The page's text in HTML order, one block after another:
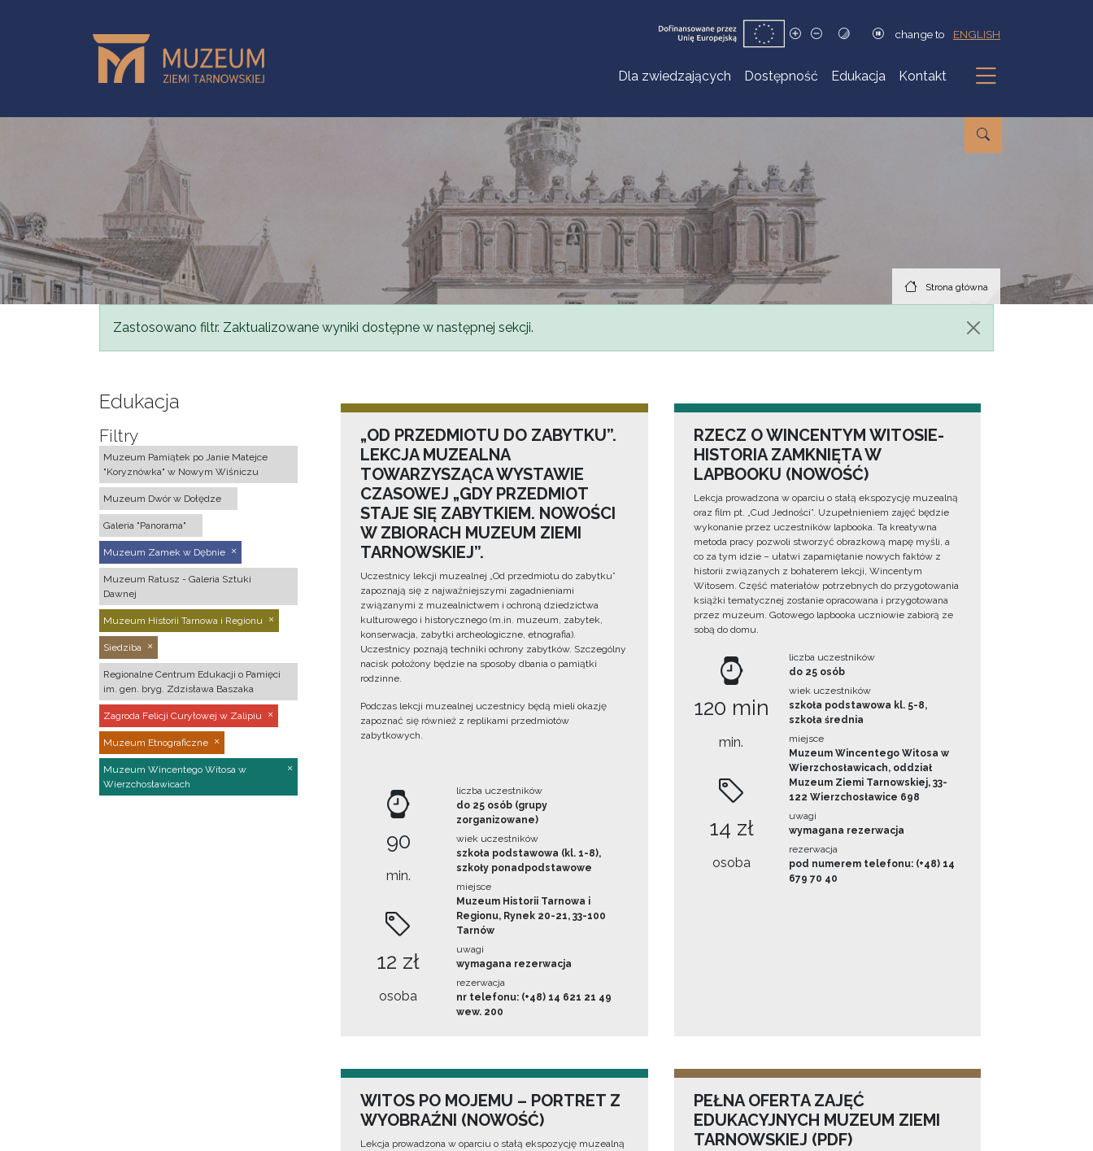
change to ENGLISH
Dla zwiedzających Dostępność Edukacja Kontakt
Podmenu
Strona główna
Komunikat
Zastosowano filtr. Zaktualizowane wyniki dostępne w następnej sekcji.
Edukacja
Filtry
Muzeum Pamiątek po Janie Matejce
"Koryznówka" w Nowym Wiśniczu
Muzeum Dwór w Dołędze
Galeria "Panorama"
Muzeum Zamek w Dębnie
Muzeum Ratusz - Galeria Sztuki
Dawnej
Muzeum Historii Tarnowa i Regionu
Siedziba
Regionalne Centrum Edukacji o Pamięci
im. gen. bryg. Zdzisława Baszaka
Zagroda Felicji Curyłowej w Zalipiu
Muzeum Etnograficzne
Muzeum Wincentego Witosa w
Wierzchosławicach
„OD PRZEDMIOTU DO ZABYTKU”.
LEKCJA MUZEALNA
TOWARZYSZĄCA WYSTAWIE
CZASOWEJ „GDY PRZEDMIOT
STAJE SIĘ ZABYTKIEM. NOWOŚCI
W ZBIORACH MUZEUM ZIEMI
TARNOWSKIEJ”.
Uczestnicy lekcji muzealnej „Od przedmiotu do zabytku”
zapoznają się z najważniejszymi zagadnieniami
związanymi z muzealnictwem i ochroną dziedzictwa
kulturowego i historycznego (m.in. muzeum, zabytek,
konserwacja, zabytki archeologiczne, etnografia).
Uczestnicy poznają techniki ochrony zabytków. Szczególny
nacisk położony będzie na sposoby dbania o pamiątki
rodzinne.
Podczas lekcji muzealnej uczestnicy będą mieli okazję
zapoznać się również z replikami przedmiotów
zabytkowych.
90
min.
12 zł
osoba
liczba uczestników
do 25 osób (grupy
zorganizowane)
wiek uczestników
szkoła podstawowa (kl. 1-8),
szkoły ponadpodstawowe
miejsce
Muzeum Historii Tarnowa i
Regionu, Rynek 20-21, 33-100
Tarnów
uwagi
wymagana rezerwacja
rezerwacja
nr telefonu: (+48) 14 621 21 49
wew. 200
RZECZ O WINCENTYM WITOSIE-
HISTORIA ZAMKNIĘTA W
LAPBOOKU (NOWOŚĆ)
Lekcja prowadzona w oparciu o stałą ekspozycję muzealną
oraz film pt. „Cud Jedności”. Uzupełnieniem zajęć będzie
wykonanie przez uczestników lapbooka. Ta kreatywna
metoda pracy pozwoli stworzyć obrazkową mapę myśli, a
co za tym idzie – ułatwi zapamiętanie nowych faktów z
historii związanych z bohaterem lekcji, Wincentym
Witosem. Część materiałów potrzebnych do przygotowania
książki tematycznej zostanie opracowana i przygotowana
przez muzeum. Gotowego lapbooka uczniowie zabiorą ze
sobą do domu.
120 min
min.
14 zł
osoba
liczba uczestników
do 25 osób
wiek uczestników
szkoła podstawowa kl. 5-8,
szkoła średnia
miejsce
Muzeum Wincentego Witosa w
Wierzchosławicach, oddział
Muzeum Ziemi Tarnowskiej, 33-
122 Wierzchosławice 698
uwagi
wymagana rezerwacja
rezerwacja
pod numerem telefonu: (+48) 14
679 70 40
WITOS PO MOJEMU – PORTRET Z
WYOBRAŹNI (NOWOŚĆ)
Lekcja prowadzona w oparciu o stałą ekspozycję muzealną
PEŁNA OFERTA ZAJĘĆ
EDUKACYJNYCH MUZEUM ZIEMI
TARNOWSKIEJ (PDF)